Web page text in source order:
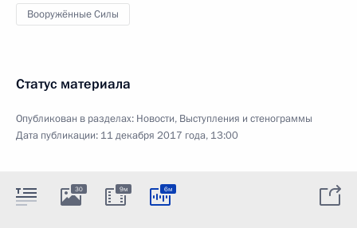
Вооружённые Силы
Статус материала
Опубликован в разделах: Новости, Выступления и стенограммы
Дата публикации: 11 декабря 2017 года, 13:00
30 9м 6м